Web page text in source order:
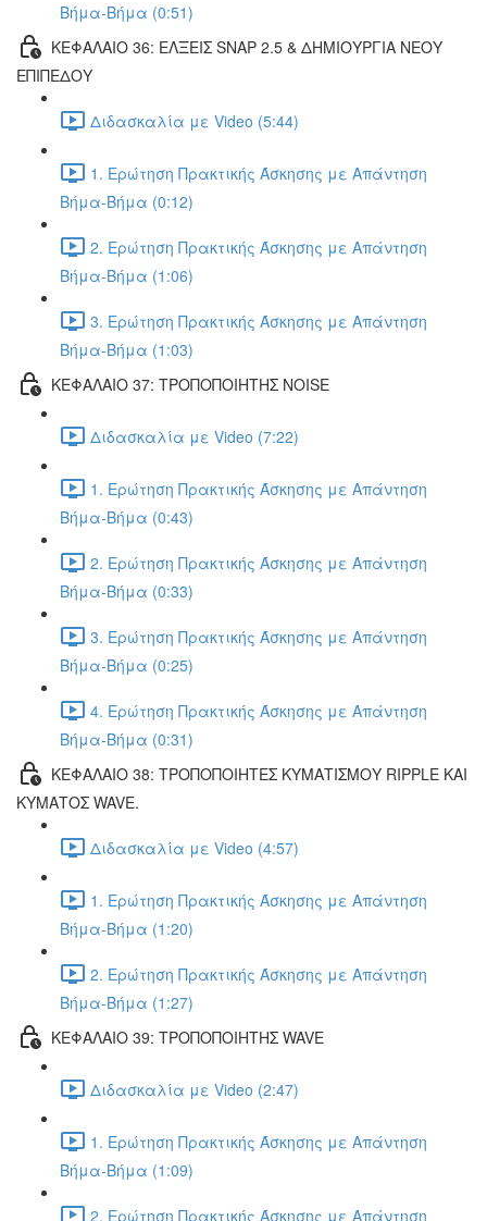
Βήμα-Βήμα (0:51)
ΚΕΦΑΛΑΙΟ 36: ΕΛΞΕΙΣ SNAP 2.5 & ΔΗΜΙΟΥΡΓΙΑ ΝΕΟΥ
ΕΠΙΠΕΔΟΥ
Διδασκαλία με Video (5:44)
1. Ερώτηση Πρακτικής Άσκησης με Απάντηση
Βήμα-Βήμα (0:12)
2. Ερώτηση Πρακτικής Άσκησης με Απάντηση
Βήμα-Βήμα (1:06)
3. Ερώτηση Πρακτικής Άσκησης με Απάντηση
Βήμα-Βήμα (1:03)
ΚΕΦΑΛΑΙΟ 37: ΤΡΟΠΟΠΟΙΗΤΗΣ NOISE
Διδασκαλία με Video (7:22)
1. Ερώτηση Πρακτικής Άσκησης με Απάντηση
Βήμα-Βήμα (0:43)
2. Ερώτηση Πρακτικής Άσκησης με Απάντηση
Βήμα-Βήμα (0:33)
3. Ερώτηση Πρακτικής Άσκησης με Απάντηση
Βήμα-Βήμα (0:25)
4. Ερώτηση Πρακτικής Άσκησης με Απάντηση
Βήμα-Βήμα (0:31)
ΚΕΦΑΛΑΙΟ 38: ΤΡΟΠΟΠΟΙΗΤΕΣ ΚΥΜΑΤΙΣΜΟΥ RIPPLE ΚΑΙ
ΚΥΜΑΤΟΣ WAVE.
Διδασκαλία με Video (4:57)
1. Ερώτηση Πρακτικής Άσκησης με Απάντηση
Βήμα-Βήμα (1:20)
2. Ερώτηση Πρακτικής Άσκησης με Απάντηση
Βήμα-Βήμα (1:27)
ΚΕΦΑΛΑΙΟ 39: ΤΡΟΠΟΠΟΙΗΤΗΣ WAVE
Διδασκαλία με Video (2:47)
1. Ερώτηση Πρακτικής Άσκησης με Απάντηση
Βήμα-Βήμα (1:09)
2. Ερώτηση Πρακτικής Άσκησης με Απάντηση